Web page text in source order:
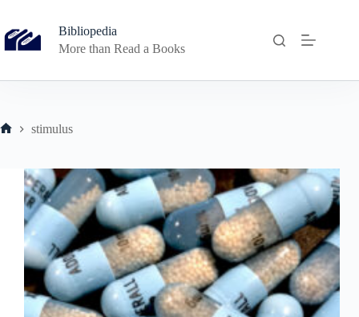
content
Bibliopedia
More than Read a Books
stimulus